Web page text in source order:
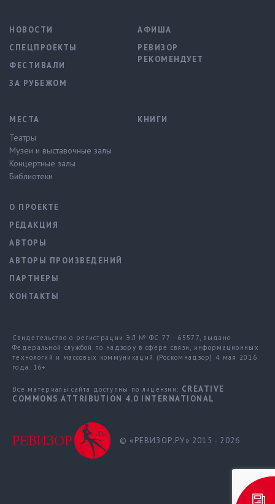
НОВОСТИ
СПЕЦПРОЕКТЫ
ФЕСТИВАЛИ
ЗА РУБЕЖОМ
АФИША
РЕВИЗОР
РЕКОМЕНДУЕТ
МЕСТА
Театры
Музеи и выставочные залы
Концертные залы
Библиотеки
КНИГИ
О ПРОЕКТЕ
РЕДАКЦИЯ
АВТОРЫ
АВТОРЫ ПРОИЗВЕДЕНИЙ
ПАРТНЕРЫ
КОНТАКТЫ
Свидетельство о регистрации ЭЛ № ФС 77 - 65577, выдано
Федеральной службой по надзору в сфере связи, информационных
технологий и массовых коммуникаций (Роскомнадзор) 4 мая 2016
года. 16+
Все материалы сайта доступны по лицензии: CREATIVE
COMMONS ATTRIBUTION 4.0 INTERNATIONAL
© «РЕВИЗОР.РУ» 2015 - 2026